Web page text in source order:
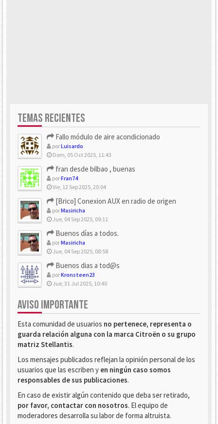
TEMAS RECIENTES
Fallo módulo de aire acondicionado
porLuisardo
Dom, 05 Oct 2025, 11:43
fran desde bilbao , buenas
porFran74
Vie, 12 Sep 2025, 20:04
[Brico] Conexion AUX en radio de origen
porMasiricha
Jue, 04 Sep 2025, 09:11
Buenos días a todos.
porMasiricha
Jue, 04 Sep 2025, 08:58
Buenos dias a tod@s
porKronsteen23
Jue, 31 Jul 2025, 10:40
AVISO IMPORTANTE
Esta comunidad de usuarios no pertenece, representa o
guarda relación alguna con la marca Citroën o su grupo
matriz Stellantis.
Los mensajes publicados reflejan la opinión personal de los
usuarios que las escriben y en ningún caso somos
responsables de sus publicaciones.
En caso de existir algún contenido que deba ser retirado,
por favor, contactar con nosotros. El equipo de
moderadores desarrolla su labor de forma altruista.